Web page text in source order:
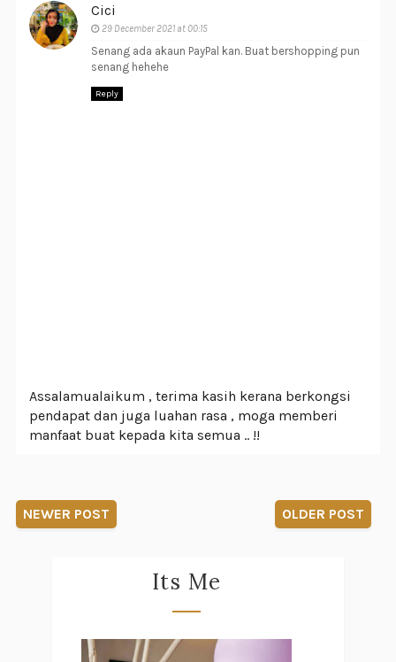
Cici
29 December 2021 at 00:15
Senang ada akaun PayPal kan. Buat bershopping pun
senang hehehe
Reply
Assalamualaikum , terima kasih kerana berkongsi
pendapat dan juga luahan rasa , moga memberi
manfaat buat kepada kita semua .. !!
NEWER POST OLDER POST
Its Me